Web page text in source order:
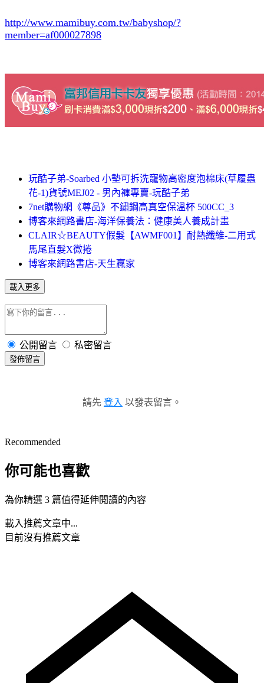
http://www.mamibuy.com.tw/babyshop/?
member=af000027898
玩酷子弟-Soarbed 小墊可拆洗寵物高密度泡棉床(草履蟲
花-1)貨號MEJ02 - 男內褲專賣-玩酷子弟
7net購物網《尊品》不鏽鋼高真空保溫杯 500CC_3
博客來網路書店-海洋保養法：健康美人養成計畫
CLAIR☆BEAUTY假髮【AWMF001】耐熱纖維-二用式
馬尾直髮X微捲
博客來網路書店-天生贏家
載入更多
公開留言 私密留言
發佈留言
請先 登入 以發表留言。
Recommended
你可能也喜歡
為你精選 3 篇值得延伸閱讀的內容
載入推薦文章中...
目前沒有推薦文章